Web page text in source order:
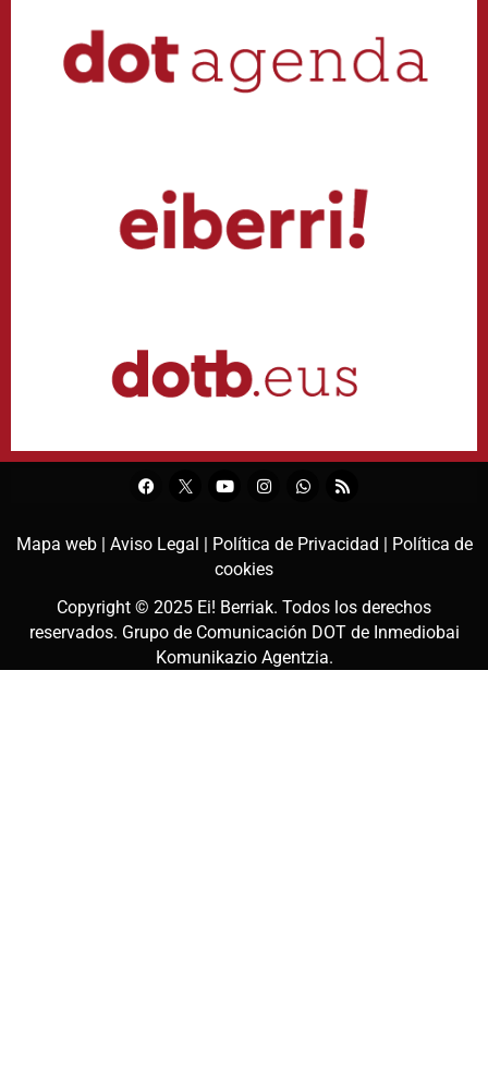
Mapa web | Aviso Legal | Política de Privacidad |
Política de
cookies
Copyright © 2025 Ei! Berriak. Todos los derechos
reservados. Grupo de Comunicación DOT de Inmediobai
Komunikazio Agentzia.